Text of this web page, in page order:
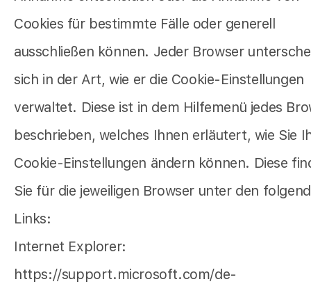
Cookies für bestimmte Fälle oder generell
ausschließen können. Jeder Browser
sich in der Art, wie er die Cookie-Einstellungen
verwaltet. Diese ist in dem Hilfemenü jedes
beschrieben, welches Ihnen erläutert, wie Sie
Cookie-Einstellungen ändern können. Diese
Sie für die jeweiligen Browser unter den
Links:
Internet Explorer:
https://support.microsoft.com/de-